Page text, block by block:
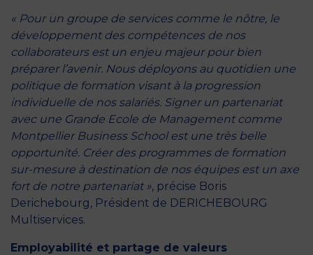
« Pour un groupe de services comme le nôtre, le
développement des compétences de nos
collaborateurs est un enjeu majeur pour bien
préparer l’avenir. Nous déployons au quotidien une
politique de formation visant à la progression
individuelle de nos salariés. Signer un partenariat
avec une Grande Ecole de Management comme
Montpellier Business School est une très belle
opportunité. Créer des programmes de formation
sur-mesure à destination de nos équipes est un axe
fort de notre partenariat », précise Boris
Derichebourg, Président de DERICHEBOURG
Multiservices.
Employabilité et partage de valeurs